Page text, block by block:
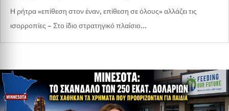
Η ρήτρα «επίθεση στον έναν, επίθεση σε όλους» αλλάζει τις
ισορροπίες – Στο ίδιο στρατηγικό πλαίσιο...